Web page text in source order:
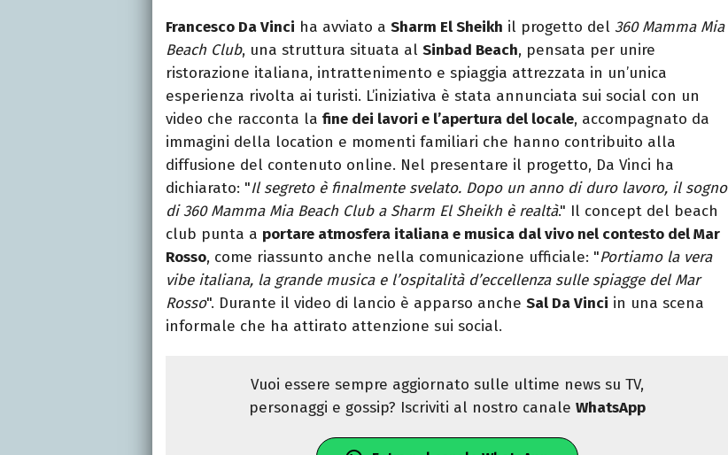
Francesco Da Vinci ha avviato a Sharm El Sheikh il progetto del 360 Mamma Mia
Beach Club, una struttura situata al Sinbad Beach, pensata per unire
ristorazione italiana, intrattenimento e spiaggia attrezzata in un’unica
esperienza rivolta ai turisti. L’iniziativa è stata annunciata sui social con un
video che racconta la fine dei lavori e l’apertura del locale, accompagnato da
immagini della location e momenti familiari che hanno contribuito alla
diffusione del contenuto online. Nel presentare il progetto, Da Vinci ha
dichiarato: "Il segreto è finalmente svelato. Dopo un anno di duro lavoro, il sogno
di 360 Mamma Mia Beach Club a Sharm El Sheikh è realtà." Il concept del beach
club punta a portare atmosfera italiana e musica dal vivo nel contesto del Mar
Rosso, come riassunto anche nella comunicazione ufficiale: "Portiamo la vera
vibe italiana, la grande musica e l’ospitalità d’eccellenza sulle spiagge del Mar
Rosso". Durante il video di lancio è apparso anche Sal Da Vinci in una scena
informale che ha attirato attenzione sui social.
Vuoi essere sempre aggiornato sulle ultime news su TV,
personaggi e gossip? Iscriviti al nostro canaleWhatsApp